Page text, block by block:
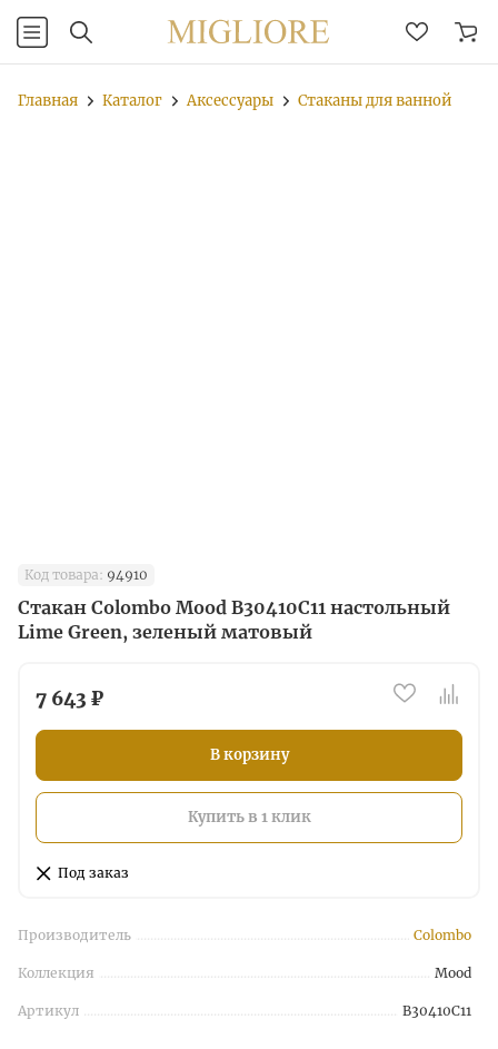
Главная Каталог Аксессуары Стаканы для ванной
Код товара: 94910
Стакан Colombo Mood B30410C11 настольный
Lime Green, зеленый матовый
7 643 ₽
В корзину
Купить в 1 клик
Под заказ
Производитель Colombo
Коллекция Mood
Артикул B30410C11